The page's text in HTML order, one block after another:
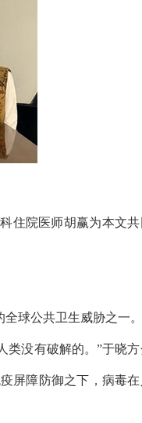
住院医师胡赢为本文
全球公共卫生威胁之一。
类没有破解的。”于晓
屏障防御之下，病毒